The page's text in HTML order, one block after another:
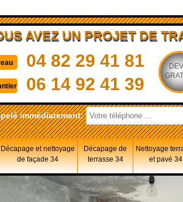
AVEZ UN PROJET DE
04 82 29 41 81
06 14 92 41 39
immédiatement:
Décapage et nettoyage
de façade 34
Décapage de
terrasse 34
Nettoyage
et pavé 34